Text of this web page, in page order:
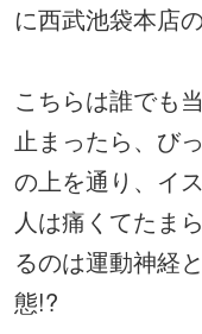
に西武池袋本店
こちらは誰でも
止まったら、び
の上を通り、イ
人は痛くてたま
るのは運動神経
態!?